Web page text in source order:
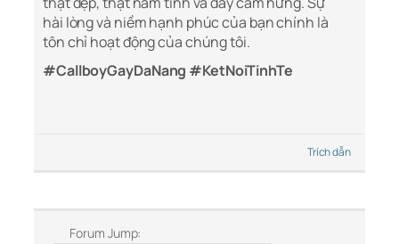
hài lòng và niềm hạnh phúc của bạn chính là
tôn chỉ hoạt động của chúng tôi.
#CallboyGayDaNang #KetNoiTinhTe
Trích dẫn
Forum Jump: